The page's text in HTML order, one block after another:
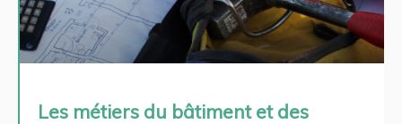
Les métiers du bâtiment et des